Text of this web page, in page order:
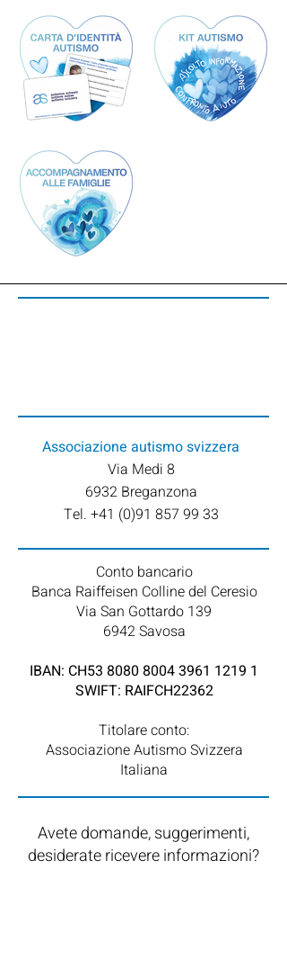
Associazione autismo svizzera
Via Medi 8
6932 Breganzona
Tel. +41 (0)91 857 99 33
Conto bancario
Banca Raiffeisen Colline del Ceresio
Via San Gottardo 139
6942 Savosa​
IBAN: CH53 8080 8004 3961 1219 1
SWIFT: RAIFCH22362
Titolare conto:
Associazione Autismo Svizzera
Italiana
Avete domande, suggerimenti,
desiderate ricevere informazioni?